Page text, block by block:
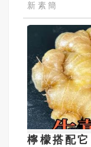
新素簡
檸檬搭配